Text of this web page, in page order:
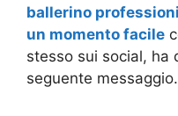
ballerino
un momento facile
stesso sui social, ha
seguente messaggio.